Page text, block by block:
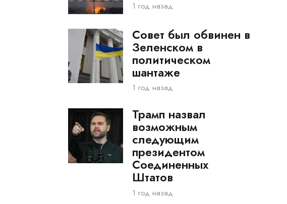
1 год назад
Совет был обвинен в
Зеленском в
политическом
шантаже
1 год назад
Трамп назвал
возможным
следующим
президентом
Соединенных
Штатов
1 год назад